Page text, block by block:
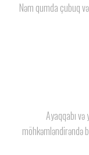
Nəm qumda çubuq
Ayaqqabı
möhkəmləndirəndə